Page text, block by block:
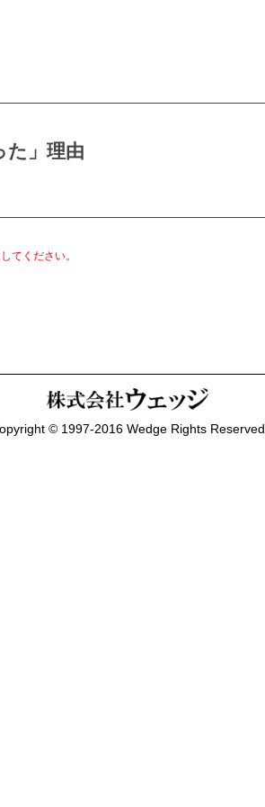
た」理由
てください。
© 1997-2016 Wedge Rights Reserved